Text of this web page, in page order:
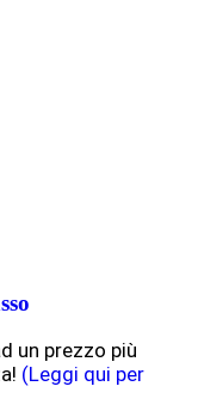
un prezzo più
(Leggi qui per